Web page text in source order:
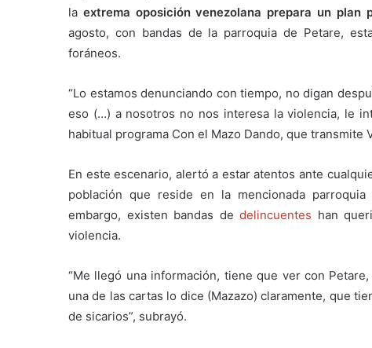
la extrema oposición venezolana prepara un plan
agosto, con bandas de la parroquia de Petare,
foráneos.
“Lo estamos denunciando con tiempo, no digan
eso (…) a nosotros no nos interesa la violencia, le
habitual programa Con el Mazo Dando, que
En este escenario, alertó a estar atentos ante
población que reside en la mencionada
embargo, existen bandas de delincuentes han
violencia.
“Me llegó una información, tiene que ver con
una de las cartas lo dice (Mazazo) claramente, que
de sicarios”, subrayó.